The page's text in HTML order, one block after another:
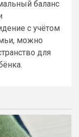
баланс
с учётом
можно
для